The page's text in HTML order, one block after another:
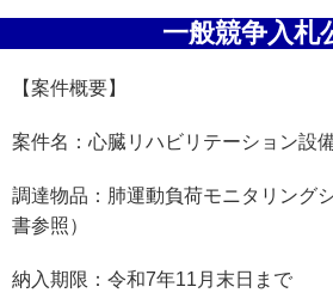
一般競争入札
【案件概要】
案件名：心臓リハビリテーション設
調達物品：肺運動負荷モニタリング
書参照）
納入期限：令和7年11 月末日まで